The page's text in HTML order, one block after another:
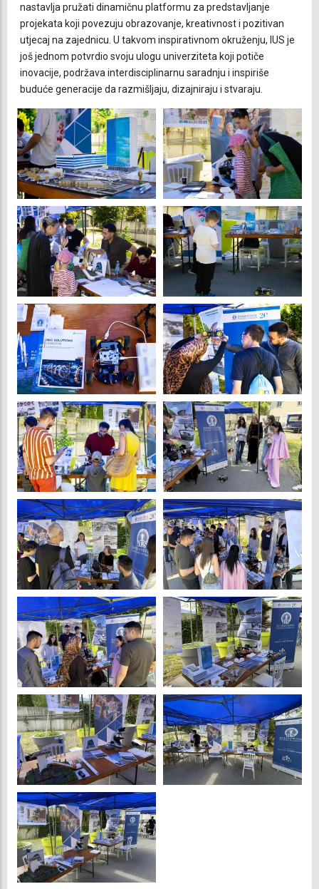
nastavlja pružati dinamičnu platformu za predstavljanje
projekata koji povezuju obrazovanje, kreativnost i pozitivan
utjecaj na zajednicu. U takvom inspirativnom okruženju, IUS je
još jednom potvrdio svoju ulogu univerziteta koji potiče
inovacije, podržava interdisciplinarnu saradnju i inspiriše
buduće generacije da razmišljaju, dizajniraju i stvaraju.